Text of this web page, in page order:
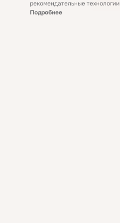
рекомендательные технологии
Подробнее